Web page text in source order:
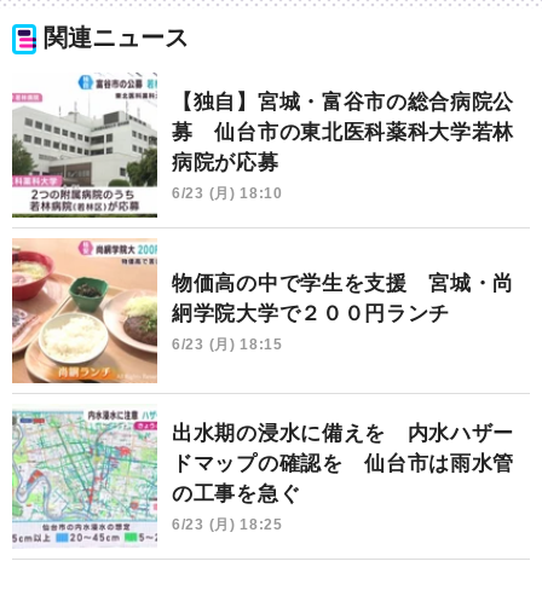
関連ニュース
【独自】宮城・富谷市の総合病院公
募 仙台市の東北医科薬科大学若林
病院が応募
6/23 (月) 18:10
物価高の中で学生を支援 宮城・尚
絅学院大学で２００円ランチ
6/23 (月) 18:15
出水期の浸水に備えを 内水ハザー
ドマップの確認を 仙台市は雨水管
の工事を急ぐ
6/23 (月) 18:25